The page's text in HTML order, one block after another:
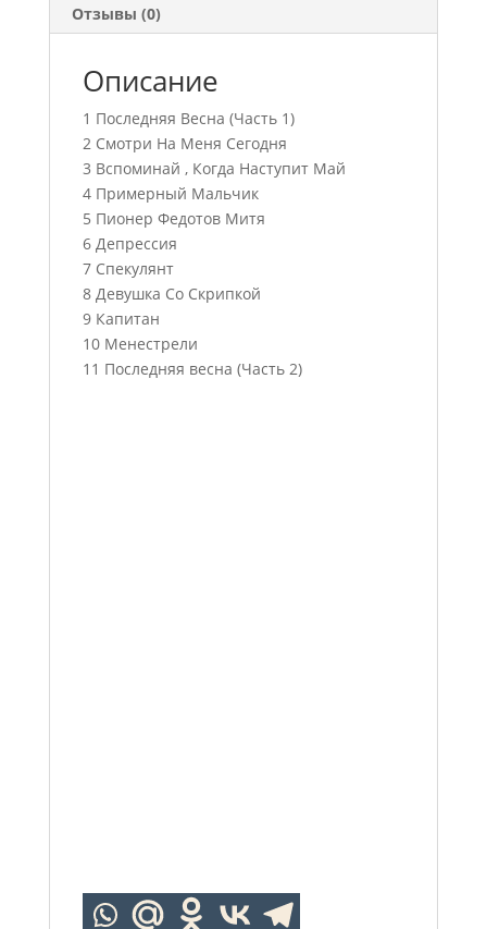
Отзывы (0)
Описание
1 Последняя Весна (Часть 1)
2 Смотри На Меня Сегодня
3 Вспоминай , Когда Наступит Май
4 Примерный Мальчик
5 Пионер Федотов Митя
6 Депрессия
7 Спекулянт
8 Девушка Со Скрипкой
9 Капитан
10 Менестрели
11 Последняя весна (Часть 2)